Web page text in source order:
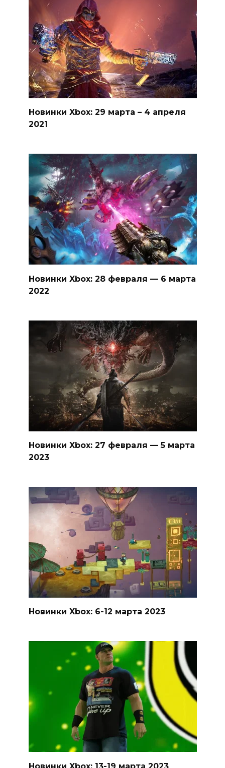
Новинки Xbox: 29 марта – 4 апреля
2021
Новинки Xbox: 28 февраля — 6 марта
2022
Новинки Xbox: 27 февраля — 5 марта
2023
Новинки Xbox: 6-12 марта 2023
Новинки Xbox: 13-19 марта 2023